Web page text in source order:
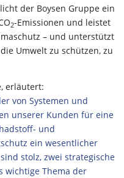
der Boysen Gruppe ein
2-Emissionen und leistet
– und unterstützt
Umwelt zu schützen, zu
erläutert:
von Systemen und
unserer Kunden für eine
und
ein wesentlicher
stolz, zwei strategische
wichtige Thema der